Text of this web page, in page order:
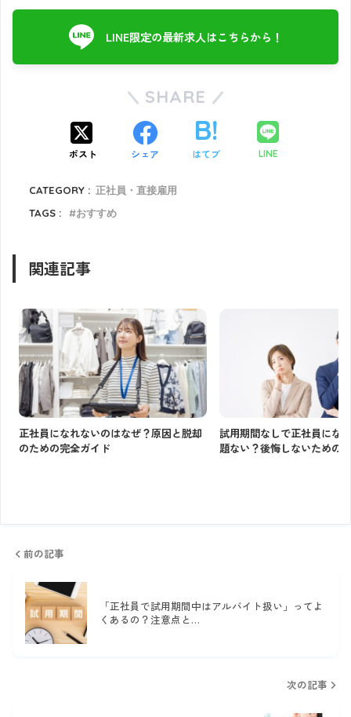
LINE限定の最新求人はこちらから！
SHARE
ポスト シェア はてブ LINE
CATEGORY : 正社員・直接雇用
TAGS :
おすすめ
関連記事
正社員になれないのはなぜ？原因と脱却
のための完全ガイド
試用期間なしで正社員にな
題ない？後悔しないための
前の記事
「正社員で試用期間中はアルバイト扱い」ってよ
くあるの？注意点と…
次の記事